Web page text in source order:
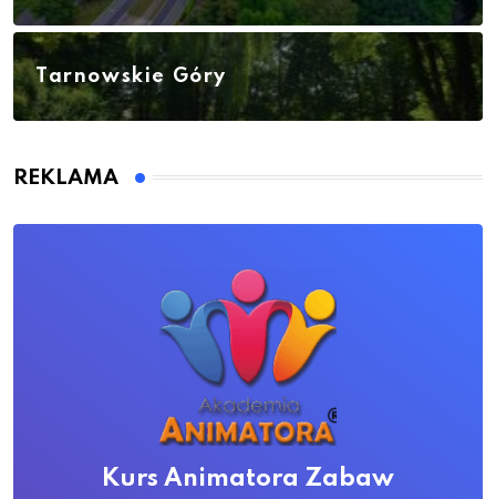
Tarnowskie Góry
REKLAMA
Kurs Animatora Zabaw